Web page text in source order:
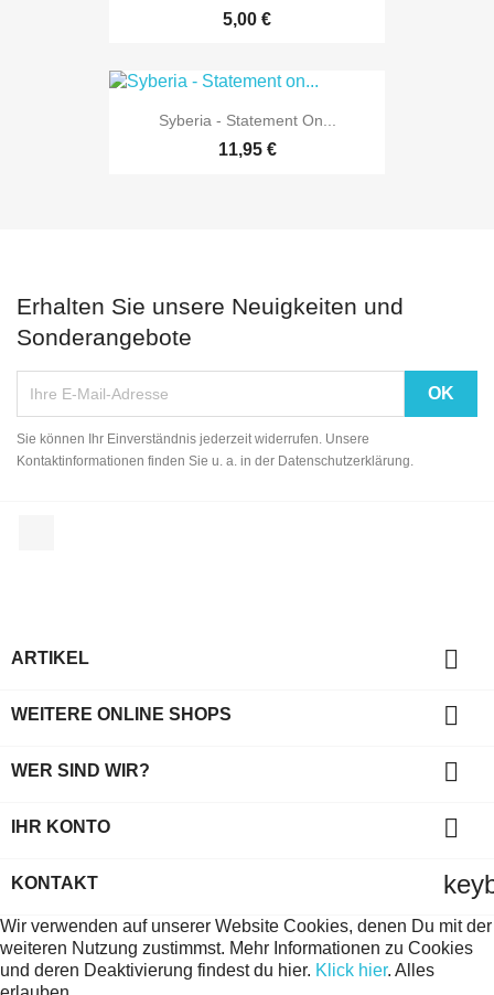
5,00 €
Syberia - Statement On...
11,95 €
Erhalten Sie unsere Neuigkeiten und
Sonderangebote
Sie können Ihr Einverständnis jederzeit widerrufen. Unsere
Kontaktinformationen finden Sie u. a. in der Datenschutzerklärung.
ARTIKEL 
WEITERE ONLINE SHOPS 
WER SIND WIR? 
IHR KONTO 
KONTAKT
Wir verwenden auf unserer Website Cookies, denen Du mit der
weiteren Nutzung zustimmst. Mehr Informationen zu Cookies
und deren Deaktivierung findest du hier. Klick hier. Alles